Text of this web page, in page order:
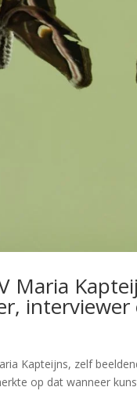
Maria
Kapteijns, zelf
op dat wanneer